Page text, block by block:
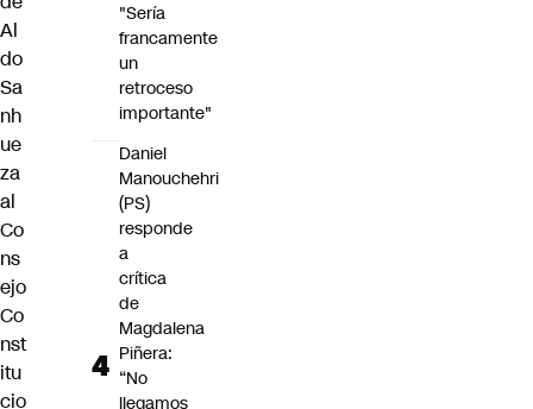
Al
do
Sa
nh
ue
za
al
Co
ns
ejo
Co
nst
itu
cio
"Sería
francamente
un
retroceso
importante"
Daniel
Manouchehri
(PS)
responde
a
crítica
de
Magdalena
Piñera:
“No
llegamos